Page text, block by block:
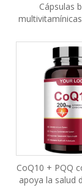
Cápsulas
ácido
CoQ10 + PQQ
apoya la salud